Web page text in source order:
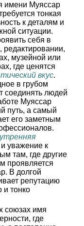
имени Муяссар
тонкая
к деталям и
ситуации.
себя в
редактировании,
музейной или
где ценятся
вкус.
в грубом
соединять людей
Муяссар
путь, а самый
его заметным
и уважение к
там, где другие
проявляется
В долгой
репутацию
и тонко
союзах имя
где